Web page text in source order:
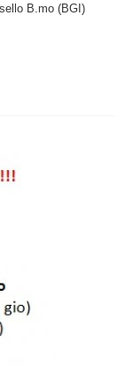
B.mo (BGI)